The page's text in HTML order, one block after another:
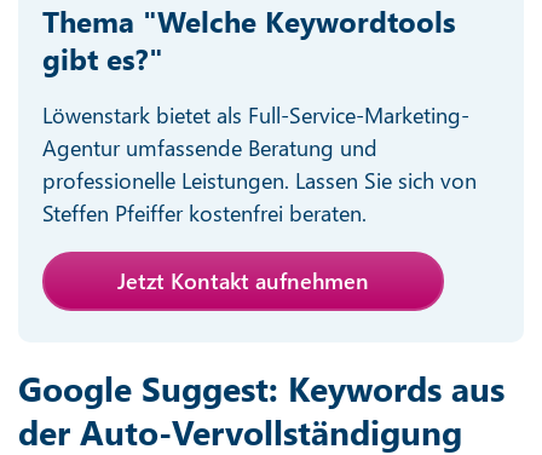
Thema "Welche Keywordtools
gibt es?"
Löwenstark bietet als Full-Service-Marketing-
Agentur umfassende Beratung und
professionelle Leistungen. Lassen Sie sich von
Steffen Pfeiffer kostenfrei beraten.
Jetzt Kontakt aufnehmen
Google Suggest: Keywords aus
der Auto-Vervollständigung